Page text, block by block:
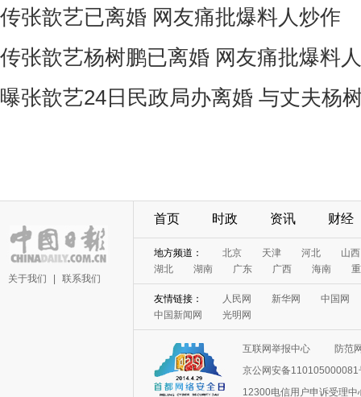
传张歆艺已离婚 网友痛批爆料人炒作
传张歆艺杨树鹏已离婚 网友痛批爆料
曝张歆艺24日民政局办离婚 与丈夫杨
关于我们 联系我们
首页 时政 资讯 财经
地方频道： 北京 天津 河北
山西
湖北
湖南 广东 广西 海南
友情链接： 人民网 新华网
中国网
中国新闻网
光明网
互联网举报中心
防范
京公网安备110105000081
12300电信用户申诉受理中